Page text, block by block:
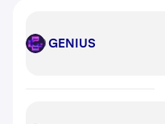
GENIUS GENIUS